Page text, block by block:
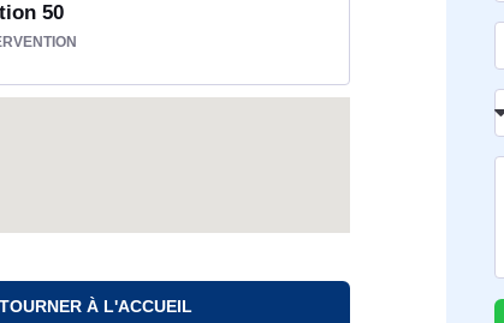
50
À L'ACCUEIL